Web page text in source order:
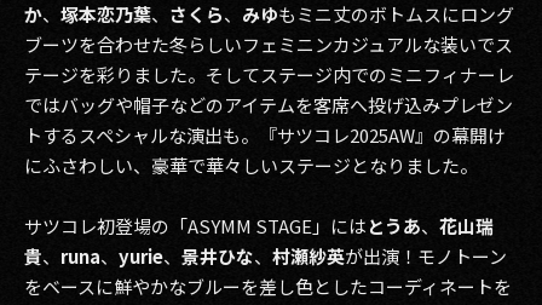
か、 塚本恋乃葉、 さくら、 みゆもミニ丈のボトムスにロング
ブーツを合わせた冬らしいフェミニンカジュアルな装いでス
テージを彩りました。そしてステージ内でのミニフィナーレ
ではバッグや帽子などのアイテムを客席へ投げ込みプレゼン
トするスペシャルな演出も。『サツコレ2025AW』の幕開け
にふさわしい、豪華で華々しいステージとなりました。
サツコレ初登場の「ASYMM STAGE」にはとうあ、 花山瑞
貴、 runa、 yurie、 景井ひな、 村瀬紗英が出演！モノトーン
をベースに鮮やかなブルーを差し色としたコーディネートを